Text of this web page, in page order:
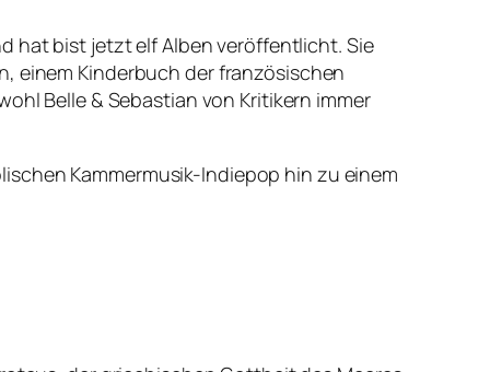
hat bist jetzt elf Alben veröffentlicht. Sie
einem Kinderbuch der französischen
Belle & Sebastian von Kritikern immer
Kammermusik-Indiepop hin zu einem